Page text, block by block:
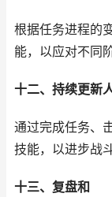
根据任务进程的
能，以应对不同
十二、持续更新
通过完成任务、
技能，以进步战
十三、复盘和